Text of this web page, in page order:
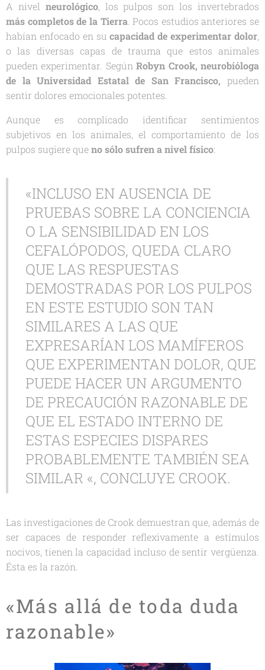
A nivel neurológico, los pulpos son los invertebrados
más completos de la Tierra. Pocos estudios anteriores se
habían enfocado en sucapacidad deexperimentar dolor,
o las diversas capas de trauma que estos animales
pueden experimentar. SegúnRobyn Crook, neurobióloga
de la Universidad Estatal de San Francisco, pueden
sentir dolores emocionales potentes.
Aunque es complicado identificar sentimientos
subjetivos en los animales, el comportamiento de los
pulpos sugiere queno sólo sufren a nivel físico:
«INCLUSO EN AUSENCIA DE
PRUEBAS SOBRE LA CONCIENCIA
O LA SENSIBILIDAD EN LOS
CEFALÓPODOS, QUEDA CLARO
QUE LAS RESPUESTAS
DEMOSTRADAS POR LOS PULPOS
EN ESTE ESTUDIO SON TAN
SIMILARES A LAS QUE
EXPRESARÍAN LOS MAMÍFEROS
QUE EXPERIMENTAN DOLOR, QUE
PUEDE HACER UN ARGUMENTO
DE PRECAUCIÓN RAZONABLE DE
QUE EL ESTADO INTERNO DE
ESTAS ESPECIES DISPARES
PROBABLEMENTE TAMBIÉN SEA
SIMILAR «, CONCLUYE CROOK.
Las investigaciones de Crook demuestran que, además de
ser capaces de responder reflexivamente a estímulos
nocivos, tienen la capacidad incluso de sentir vergüenza.
Ésta es la razón.
«Más allá de toda duda
razonable»